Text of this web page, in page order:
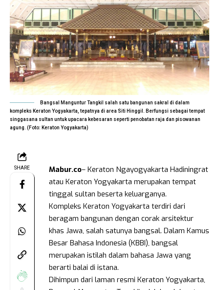
Bangsal Manguntur Tangkil salah satu bangunan sakral di dalam
kompleks Keraton Yogyakarta, tepatnya di area Siti Hinggil. Berfungsi sebagai tempat
singgasana sultan untuk upacara kebesaran seperti penobatan raja dan pisowanan
agung. (Foto: Keraton Yogyakarta)
SHARE Mabur.co– Keraton Ngayogyakarta Hadiningrat
atau Keraton Yogyakarta merupakan tempat
tinggal sultan beserta keluarganya.
Kompleks Keraton Yogyakarta terdiri dari
beragam bangunan dengan corak arsitektur
khas Jawa, salah satunya bangsal. Dalam Kamus
Besar Bahasa Indonesia (KBBI), bangsal
merupakan istilah dalam bahasa Jawa yang
berarti balai di istana.
Dihimpun dari laman resmi Keraton Yogyakarta,